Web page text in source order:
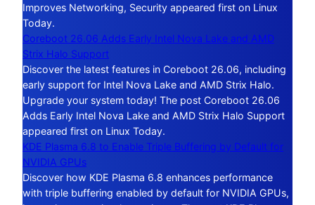
Improves Networking, Security appeared first on Linux
Today.
Coreboot 26.06 Adds Early Intel Nova Lake and AMD
Strix Halo Support
Discover the latest features in Coreboot 26.06, including
early support for Intel Nova Lake and AMD Strix Halo.
Upgrade your system today! The post Coreboot 26.06
Adds Early Intel Nova Lake and AMD Strix Halo Support
appeared first on Linux Today.
KDE Plasma 6.8 to Enable Triple Buffering by Default for
NVIDIA GPUs
Discover how KDE Plasma 6.8 enhances performance
with triple buffering enabled by default for NVIDIA GPUs,